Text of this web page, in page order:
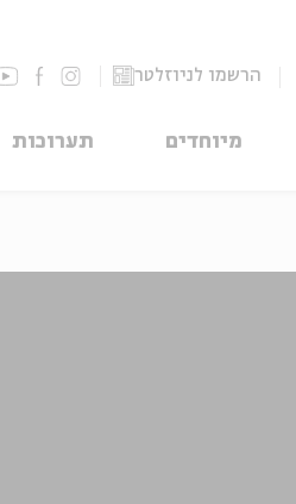
הרשמו לניוזלטר
מיוחדים תערוכות